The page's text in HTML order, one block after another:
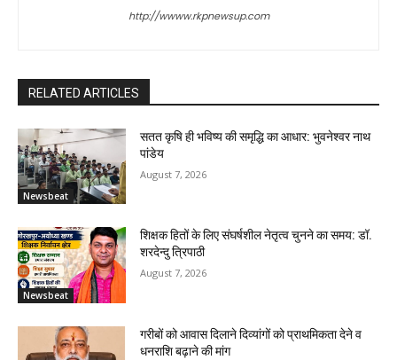
http://wwww.rkpnewsup.com
RELATED ARTICLES
Newsbeat
सतत कृषि ही भविष्य की समृद्धि का आधार: भुवनेश्वर नाथ
पांडेय
August 7, 2026
Newsbeat
शिक्षक हितों के लिए संघर्षशील नेतृत्व चुनने का समय: डॉ.
शरदेन्दु त्रिपाठी
August 7, 2026
गरीबों को आवास दिलाने दिव्यांगों को प्राथमिकता देने व
धनराशि बढ़ाने की मांग